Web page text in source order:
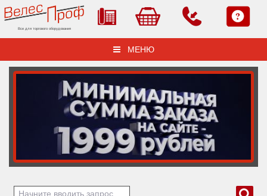
Все для торгового оборудования
МЕНЮ